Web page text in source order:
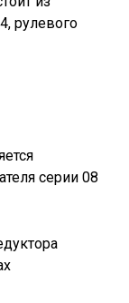
рулевого
серии 08